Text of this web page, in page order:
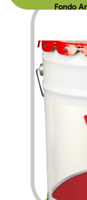
Fondo